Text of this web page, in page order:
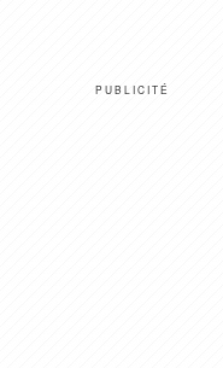
PUBLICITÉ